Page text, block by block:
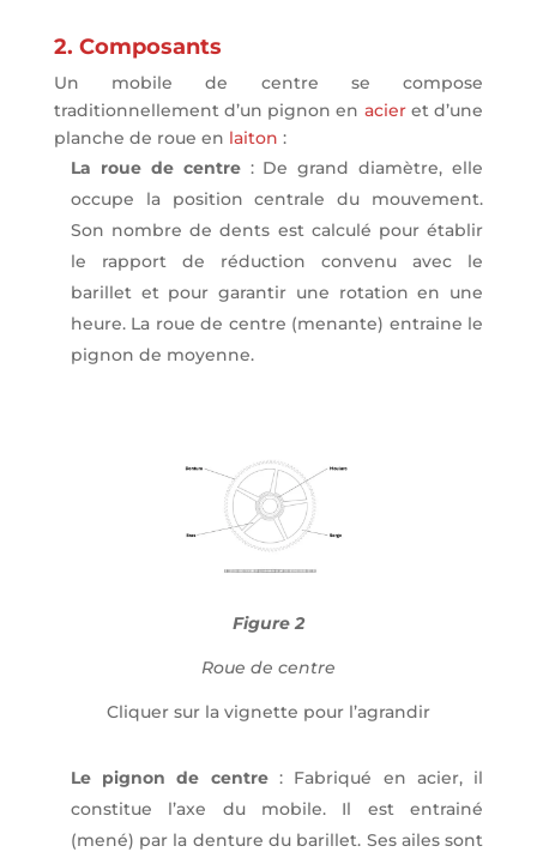
2. Composants
Un mobile de centre se compose
traditionnellement d’un pignon en acieret d’une
planche de roue en laiton :
La roue de centre: De grand diamètre, elle
occupe la position centrale du mouvement.
Son nombre de dents est calculé pour établir
le rapport de réduction convenu avec le
barillet et pour garantir une rotation en une
heure. La roue de centre (menante) entraine le
pignon de moyenne.
Figure 2
Roue de centre
Cliquer sur la vignette pour l’agrandir
Le pignon de centre: Fabriqué en acier, il
constitue l’axe du mobile. Il est entrainé
(mené) par la denture du barillet. Ses ailes sont